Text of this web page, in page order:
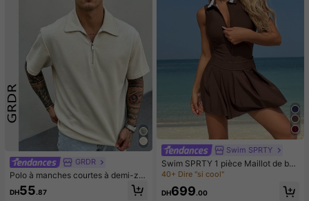
GRDR
Polo à manches courtes à demi-zip
de couleur unie pour hommes GRD
R, polyvalent et décontracté chic
DH55.87
Swim SPRTY
Swim SPRTY 1 pièce Maillot de bai
n une pièce pour femme avec col bl
ur les vacances d'été à la plage
40+ Dire "si cool"
DH699.00